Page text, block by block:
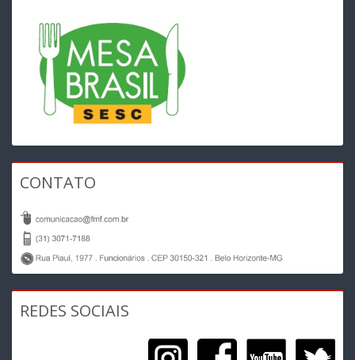
CONTATO
REDES SOCIAIS